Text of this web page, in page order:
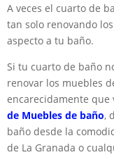
A veces el cuarto de
tan solo renovando
aspecto a tu baño.
Si tu cuarto de baño
renovar los muebles
encarecidamente que
de Muebles de baño,
baño desde la
de La Granada o